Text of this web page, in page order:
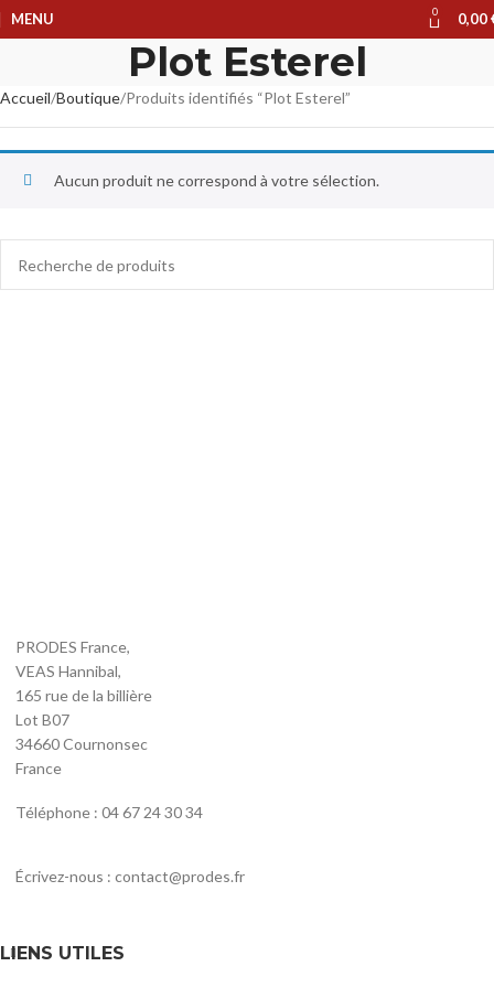
MENU 0 0,00
Plot Esterel
Accueil Boutique Produits identifiés “Plot Esterel”
Aucun produit ne correspond à votre sélection.
PRODES France,
VEAS Hannibal,
165 rue de la billière
Lot B07
34660 Cournonsec
France
Téléphone : 04 67 24 30 34
Écrivez-nous : contact@prodes.fr
LIENS UTILES